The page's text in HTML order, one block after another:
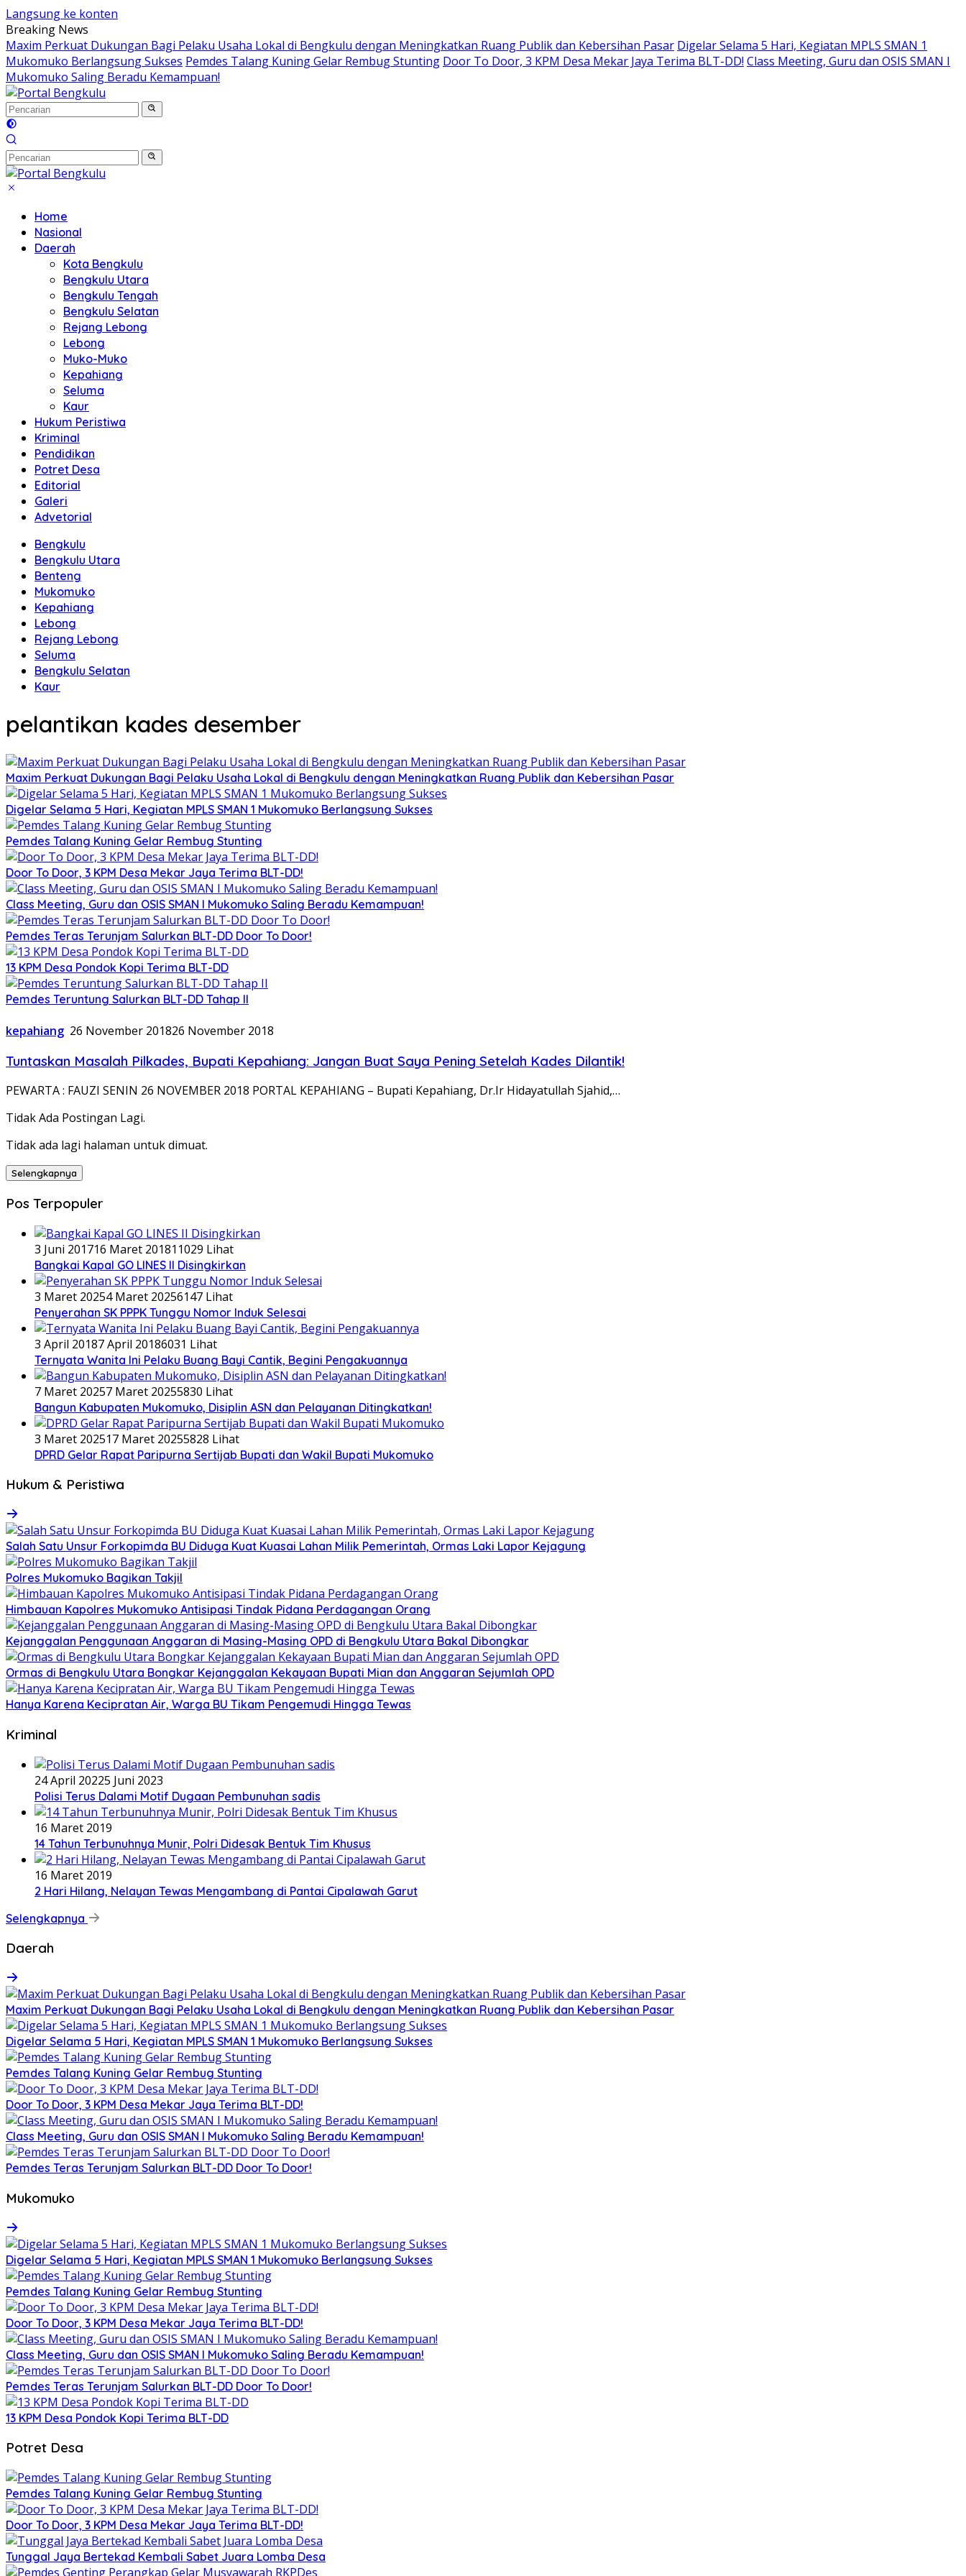
Langsung ke konten
Breaking News
Maxim Perkuat Dukungan Bagi Pelaku Usaha Lokal di Bengkulu dengan Meningkatkan Ruang Publik dan Kebersihan Pasar Digelar Selama 5 Hari, Kegiatan MPLS SMAN 1
Mukomuko Berlangsung Sukses Pemdes Talang Kuning Gelar Rembug Stunting Door To Door, 3 KPM Desa Mekar Jaya Terima BLT-DD! Class Meeting, Guru dan OSIS SMAN I
Mukomuko Saling Beradu Kemampuan!
Home
Nasional
Daerah
Kota Bengkulu
Bengkulu Utara
Bengkulu Tengah
Bengkulu Selatan
Rejang Lebong
Lebong
Muko-Muko
Kepahiang
Seluma
Kaur
Hukum Peristiwa
Kriminal
Pendidikan
Potret Desa
Editorial
Galeri
Advetorial
Bengkulu
Bengkulu Utara
Benteng
Mukomuko
Kepahiang
Lebong
Rejang Lebong
Seluma
Bengkulu Selatan
Kaur
pelantikan kades desember
Maxim Perkuat Dukungan Bagi Pelaku Usaha Lokal di Bengkulu dengan Meningkatkan Ruang Publik dan Kebersihan Pasar
Digelar Selama 5 Hari, Kegiatan MPLS SMAN 1 Mukomuko Berlangsung Sukses
Pemdes Talang Kuning Gelar Rembug Stunting
Door To Door, 3 KPM Desa Mekar Jaya Terima BLT-DD!
Class Meeting, Guru dan OSIS SMAN I Mukomuko Saling Beradu Kemampuan!
Pemdes Teras Terunjam Salurkan BLT-DD Door To Door!
13 KPM Desa Pondok Kopi Terima BLT-DD
Pemdes Teruntung Salurkan BLT-DD Tahap II
kepahiang 26 November 201826 November 2018
Tuntaskan Masalah Pilkades, Bupati Kepahiang: Jangan Buat Saya Pening Setelah Kades Dilantik!
PEWARTA : FAUZI SENIN 26 NOVEMBER 2018 PORTAL KEPAHIANG – Bupati Kepahiang, Dr.Ir Hidayatullah Sjahid,…
Tidak Ada Postingan Lagi.
Tidak ada lagi halaman untuk dimuat.
Selengkapnya
Pos Terpopuler
3 Juni 201716 Maret 201811029 Lihat
Bangkai Kapal GO LINES II Disingkirkan
3 Maret 20254 Maret 20256147 Lihat
Penyerahan SK PPPK Tunggu Nomor Induk Selesai
3 April 20187 April 20186031 Lihat
Ternyata Wanita Ini Pelaku Buang Bayi Cantik, Begini Pengakuannya
7 Maret 20257 Maret 20255830 Lihat
Bangun Kabupaten Mukomuko, Disiplin ASN dan Pelayanan Ditingkatkan!
3 Maret 202517 Maret 20255828 Lihat
DPRD Gelar Rapat Paripurna Sertijab Bupati dan Wakil Bupati Mukomuko
Hukum & Peristiwa
Salah Satu Unsur Forkopimda BU Diduga Kuat Kuasai Lahan Milik Pemerintah, Ormas Laki Lapor Kejagung
Polres Mukomuko Bagikan Takjil
Himbauan Kapolres Mukomuko Antisipasi Tindak Pidana Perdagangan Orang
Kejanggalan Penggunaan Anggaran di Masing-Masing OPD di Bengkulu Utara Bakal Dibongkar
Ormas di Bengkulu Utara Bongkar Kejanggalan Kekayaan Bupati Mian dan Anggaran Sejumlah OPD
Hanya Karena Kecipratan Air, Warga BU Tikam Pengemudi Hingga Tewas
Kriminal
24 April 20225 Juni 2023
Polisi Terus Dalami Motif Dugaan Pembunuhan sadis
16 Maret 2019
14 Tahun Terbunuhnya Munir, Polri Didesak Bentuk Tim Khusus
16 Maret 2019
2 Hari Hilang, Nelayan Tewas Mengambang di Pantai Cipalawah Garut
Selengkapnya
Daerah
Maxim Perkuat Dukungan Bagi Pelaku Usaha Lokal di Bengkulu dengan Meningkatkan Ruang Publik dan Kebersihan Pasar
Digelar Selama 5 Hari, Kegiatan MPLS SMAN 1 Mukomuko Berlangsung Sukses
Pemdes Talang Kuning Gelar Rembug Stunting
Door To Door, 3 KPM Desa Mekar Jaya Terima BLT-DD!
Class Meeting, Guru dan OSIS SMAN I Mukomuko Saling Beradu Kemampuan!
Pemdes Teras Terunjam Salurkan BLT-DD Door To Door!
Mukomuko
Digelar Selama 5 Hari, Kegiatan MPLS SMAN 1 Mukomuko Berlangsung Sukses
Pemdes Talang Kuning Gelar Rembug Stunting
Door To Door, 3 KPM Desa Mekar Jaya Terima BLT-DD!
Class Meeting, Guru dan OSIS SMAN I Mukomuko Saling Beradu Kemampuan!
Pemdes Teras Terunjam Salurkan BLT-DD Door To Door!
13 KPM Desa Pondok Kopi Terima BLT-DD
Potret Desa
Pemdes Talang Kuning Gelar Rembug Stunting
Door To Door, 3 KPM Desa Mekar Jaya Terima BLT-DD!
Tunggal Jaya Bertekad Kembali Sabet Juara Lomba Desa